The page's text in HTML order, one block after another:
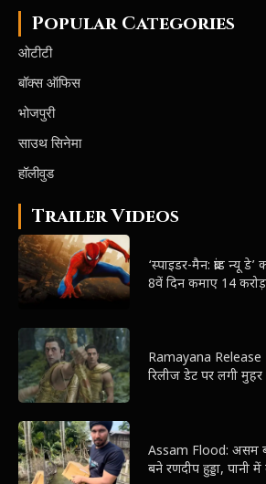
Popular Categories
ओटीटी
बॉक्स ऑफिस
भोजपुरी
साउथ सिनेमा
हॉलीवुड
Trailer Videos
‘स्पाइडर-मैन: ब्रांड न्यू
8वें दिन कमाए 14 करोड़
Ramayana Release
रिलीज डेट पर लगी मुहर
Assam Flood: असम
बने रणदीप हुड्डा, पानी में